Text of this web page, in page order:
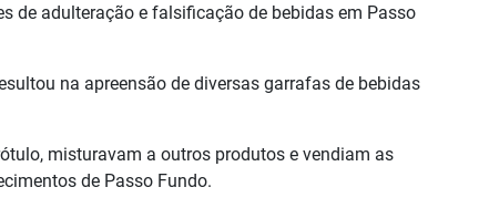
de adulteração e falsificação de bebidas em Passo
na apreensão de diversas garrafas de bebidas
misturavam a outros produtos e vendiam as
de Passo Fundo.